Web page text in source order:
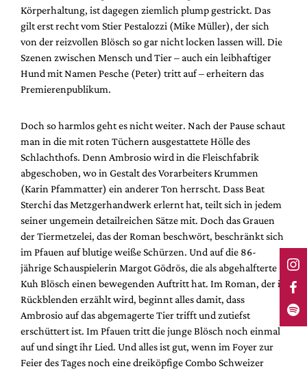
Körperhaltung, ist dagegen ziemlich plump gestrickt. Das
gilt erst recht vom Stier Pestalozzi (Mike Müller), der sich
von der reizvollen Blösch so gar nicht locken lassen will. Die
Szenen zwischen Mensch und Tier – auch ein leibhaftiger
Hund mit Namen Pesche (Peter) tritt auf – erheitern das
Premierenpublikum.
Doch so harmlos geht es nicht weiter. Nach der Pause schaut
man in die mit roten Tüchern ausgestattete Hölle des
Schlachthofs. Denn Ambrosio wird in die Fleischfabrik
abgeschoben, wo in Gestalt des Vorarbeiters Krummen
(Karin Pfammatter) ein anderer Ton herrscht. Dass Beat
Sterchi das Metzgerhandwerk erlernt hat, teilt sich in jedem
seiner ungemein detailreichen Sätze mit. Doch das Grauen
der Tiermetzelei, das der Roman beschwört, beschränkt sich
im Pfauen auf blutige weiße Schürzen. Und auf die 86-
jährige Schauspielerin Margot Gödrös, die als abgehalfterte
Kuh Blösch einen bewegenden Auftritt hat. Im Roman, der in
Rückblenden erzählt wird, beginnt alles damit, dass
Ambrosio auf das abgemagerte Tier trifft und zutiefst
erschüttert ist. Im Pfauen tritt die junge Blösch noch einmal
auf und singt ihr Lied. Und alles ist gut, wenn im Foyer zur
Feier des Tages noch eine dreiköpfige Combo Schweizer